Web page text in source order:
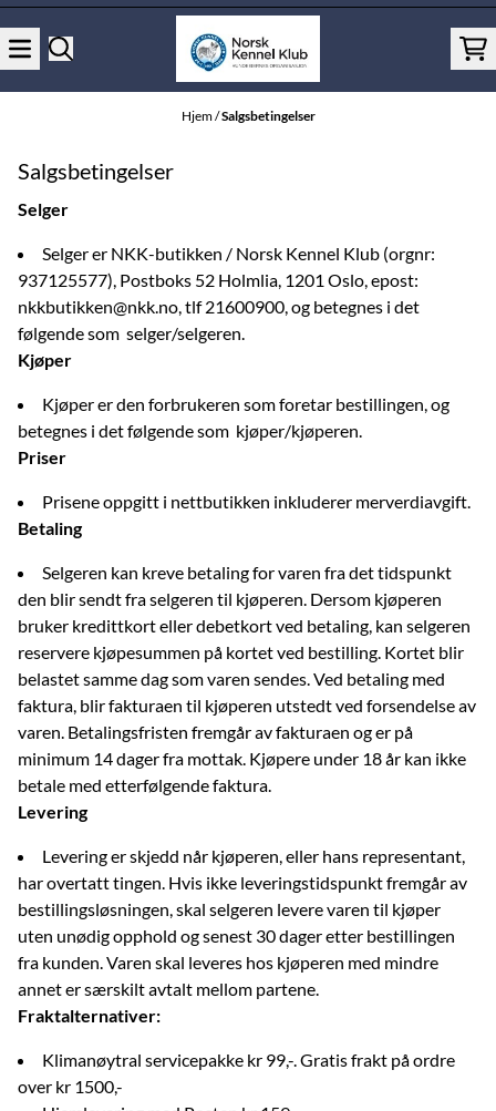
Hjem/Salgsbetingelser
Salgsbetingelser
Selger
Selger er NKK-butikken / Norsk Kennel Klub (orgnr:
937125577), Postboks 52 Holmlia, 1201 Oslo, epost:
nkkbutikken@nkk.no, tlf 21600900, og betegnes i det
følgende som selger/selgeren.
Kjøper
Kjøper er den forbrukeren som foretar bestillingen, og
betegnes i det følgende som kjøper/kjøperen.
Priser
Prisene oppgitt i nettbutikken inkluderer merverdiavgift.
Betaling
Selgeren kan kreve betaling for varen fra det tidspunkt
den blir sendt fra selgeren til kjøperen. Dersom kjøperen
bruker kredittkort eller debetkort ved betaling, kan selgeren
reservere kjøpesummen på kortet ved bestilling. Kortet blir
belastet samme dag som varen sendes. Ved betaling med
faktura, blir fakturaen til kjøperen utstedt ved forsendelse av
varen. Betalingsfristen fremgår av fakturaen og er på
minimum 14 dager fra mottak. Kjøpere under 18 år kan ikke
betale med etterfølgende faktura.
Levering
Levering er skjedd når kjøperen, eller hans representant,
har overtatt tingen. Hvis ikke leveringstidspunkt fremgår av
bestillingsløsningen, skal selgeren levere varen til kjøper
uten unødig opphold og senest 30 dager etter bestillingen
fra kunden. Varen skal leveres hos kjøperen med mindre
annet er særskilt avtalt mellom partene.
Fraktalternativer:
Klimanøytral servicepakke kr 99,-. Gratis frakt på ordre
over kr 1500,-